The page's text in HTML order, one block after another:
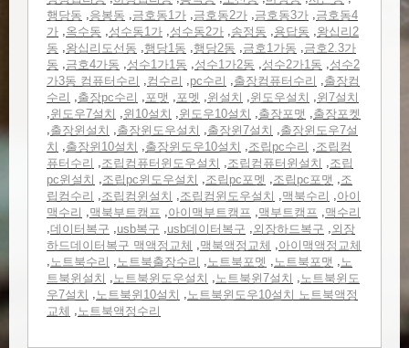
행당동 ,응봉동 ,금호동1가 ,금호동2가 ,금호동3가 ,금호동4
가 ,옥수동 ,성수동1가 ,성수동2가 ,송정동 ,용답동 ,왕십리2
동 ,왕십리도선동 ,행당1동 ,행당2동 ,금호1가동 ,금호2.3가
동 ,금호4가동 ,성수1가1동 ,성수1가2동 ,성수2가1동 ,성수2
가3동 컴퓨터수리 ,컴수리 ,pc수리 ,출장컴퓨터수리 ,출장컴
수리 ,출장pc수리 ,포맷 ,포멧 ,윈설치 ,윈도우설치 ,윈7설치
,윈도우7설치 ,윈10설치 ,윈도우10설치 ,출장포맷 ,출장포켓
,출장윈설치 ,출장윈도우설치 ,출장윈7설치 ,출장윈도우7설
치 ,출장윈10설치 ,출장윈도우10설치 ,조립pc수리 ,조립컴
퓨터수리 ,조립컴퓨터윈도우설치 ,조립컴퓨터윈설치 ,조립
pc윈설치 ,조립pc윈도우설치 ,조립pc포멧 ,조립pc포맷 ,조
립컴수리 ,조립컴윈설치 ,조립컴윈도우설치 ,맥북수리 ,아이
맥수리 ,맥북부트캠프 ,아이맥부트캠프 ,맥부트캠프 ,맥수리
,데이터복구 ,usb복구 ,usb데이터복구 ,외장하드복구 ,외장
하드데이터복구 맥액정교체 ,맥북액정교체 ,아이맥액정교체
,노트북수리 ,노트북출장수리 ,노트북포멧 ,노트북포맷 ,노
트북윈설치 ,노트북윈도우설치 ,노트북윈7설치 ,노트북윈도
우7설치 ,노트북윈10설치 ,노트북윈도우10설치 노트북액정
교체 ,노트북액정수리